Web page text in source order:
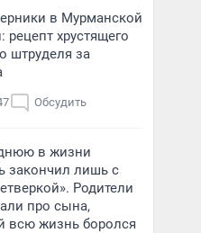
в Мурманской
рецепт хрустящего
штруделя за
Обсудить
в жизни
закончил лишь с
Родители
про сына,
всю жизнь боролся